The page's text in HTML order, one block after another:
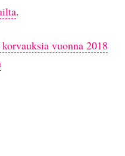
.
vuonna 2018